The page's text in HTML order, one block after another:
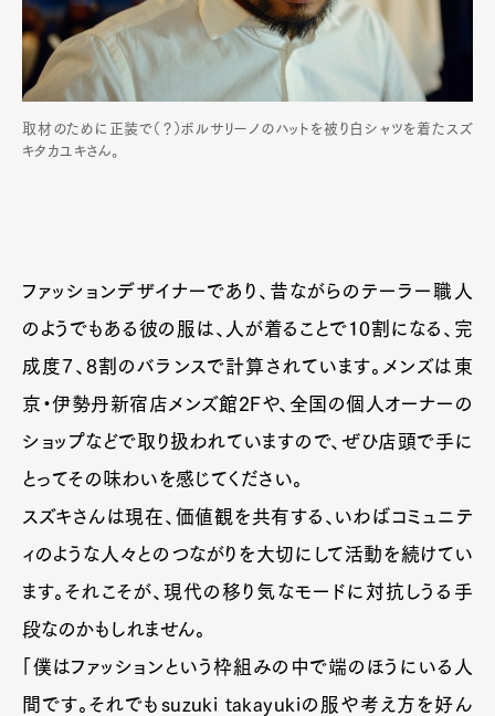
取材のために正装で（？）ボルサリーノのハットを被り白シャツを着たスズ
キタカユキさん。
ファッションデザイナーであり、昔ながらのテーラー職人
のようでもある彼の服は、人が着ることで10割になる、完
成度7、8割のバランスで計算されています。メンズは東
京・伊勢丹新宿店メンズ館2Fや、全国の個人オーナーの
ショップなどで取り扱われていますので、ぜひ店頭で手に
とってその味わいを感じてください。
スズキさんは現在、価値観を共有する、いわばコミュニテ
ィのような人々とのつながりを大切にして活動を続けてい
ます。それこそが、現代の移り気なモードに対抗しうる手
段なのかもしれません。
「僕はファッションという枠組みの中で端のほうにいる人
間です。それでもsuzuki takayukiの服や考え方を好ん